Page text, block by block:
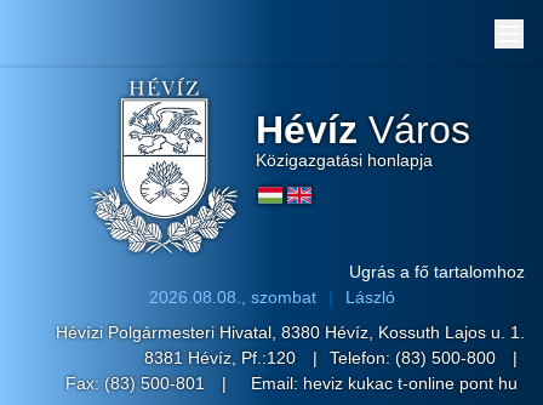
Hévíz Város
Közigazgatási honlapja
Ugrás a fő tartalomhoz
2026.08.08., szombat
László
Hévízi Polgármesteri Hivatal, 8380 Hévíz, Kossuth Lajos u. 1.
8381 Hévíz, Pf.:120
Telefon: (83) 500-800
Fax: (83) 500-801
Email: heviz kukac t-online pont hu